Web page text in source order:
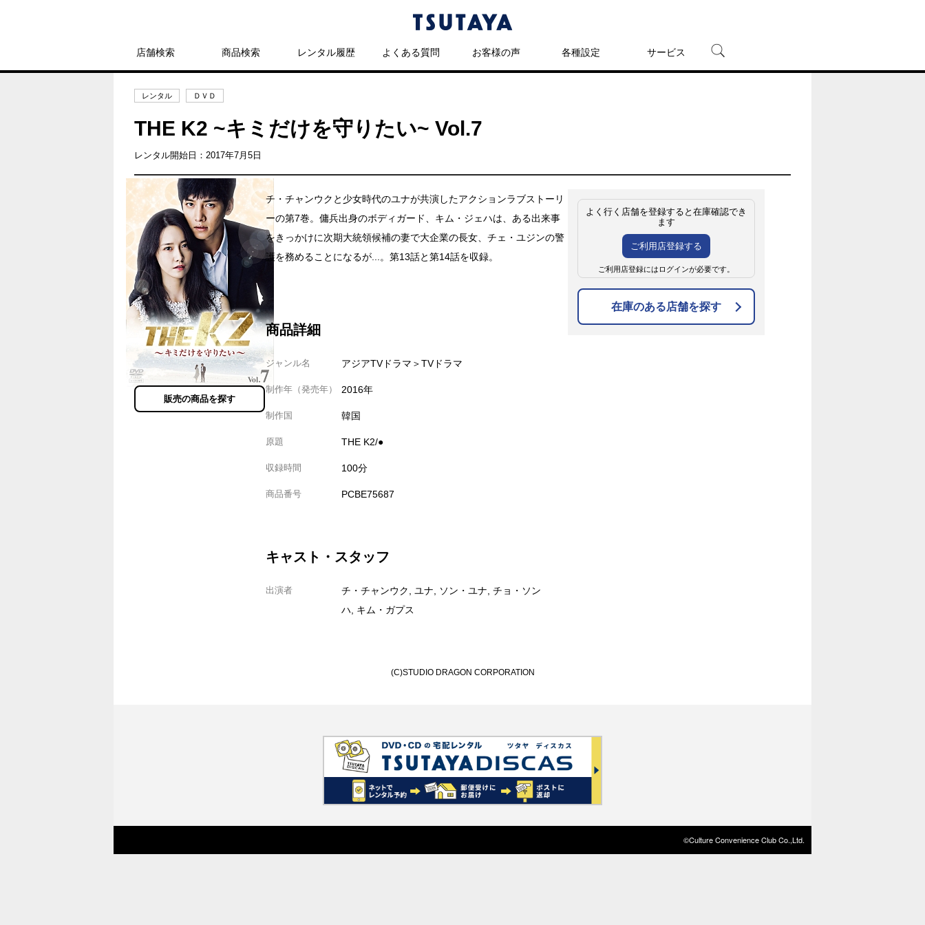
店舗検索 商品検索 レンタル履歴 よくある質問 お客様の声 各種設定 サービス
レンタル ＤＶＤ
THE K2 ~キミだけを守りたい~ Vol.7
レンタル開始日：2017年7月5日
販売の商品を探す
チ・チャンウクと少女時代のユナが共演したアクションラブストーリ
ーの第7巻。傭兵出身のボディガード、キム・ジェハは、ある出来事
をきっかけに次期大統領候補の妻で大企業の長女、チェ・ユジンの警
護を務めることになるが...。第13話と第14話を収録。
商品詳細
ジャンル名 アジアTVドラマ＞TVドラマ
制作年（発売年） 2016年
制作国 韓国
原題 THE K2/●
収録時間 100分
商品番号 PCBE75687
キャスト・スタッフ
出演者
チ・チャンウク, ユナ, ソン・ユナ, チョ・ソン
ハ, キム・ガプス
よく行く店舗を登録すると在庫確認でき
ます
ご利用店登録する
ご利用店登録にはログインが必要です。
在庫のある店舗を探す
(C)STUDIO DRAGON CORPORATION
©Culture Convenience Club Co.,Ltd.